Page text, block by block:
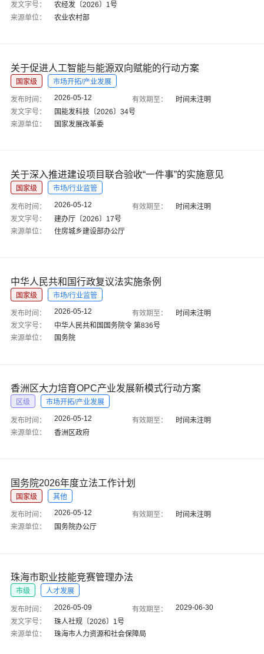
发文字号：
农经发〔2026〕1号
来源单位：
农业农村部
关于促进人工智能与能源双向赋能的行动方案
国家级 市场开拓/产业发展
发布时间： 2026-05-12 有效期至：
时间未注明
发文字号：
国能发科技〔2026〕34号
来源单位：
国家发展改革委
关于深入推进建设项目联合验收“一件事”的实施意见
国家级 市场/行业监管
发布时间： 2026-05-12 有效期至：
时间未注明
发文字号：
建办厅〔2026〕17号
来源单位：
住房城乡建设部办公厅
中华人民共和国行政复议法实施条例
国家级 市场/行业监管
发布时间： 2026-05-12 有效期至：
时间未注明
发文字号：
中华人民共和国国务院令 第836号
来源单位：
国务院
香洲区大力培育OPC产业发展新模式行动方案
区级 市场开拓/产业发展
发布时间： 2026-05-12 有效期至：
时间未注明
来源单位：
香洲区政府
国务院2026年度立法工作计划
国家级 其他
发布时间： 2026-05-12 有效期至：
时间未注明
来源单位：
国务院办公厅
珠海市职业技能竞赛管理办法
市级 人才发展
发布时间： 2026-05-09 有效期至：
2029-06-30
发文字号：
珠人社规〔2026〕1号
来源单位：
珠海市人力资源和社会保障局